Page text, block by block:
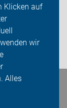
Klicken auf
wir
Alles